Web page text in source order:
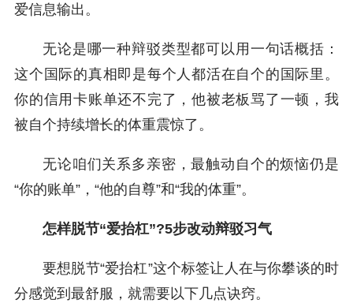
爱信息输出。
无论是哪一种辩驳类型都可以用一句话概括：
这个国际的真相即是每个人都活在自个的国际里。
你的信用卡账单还不完了，他被老板骂了一顿，我
被自个持续增长的体重震惊了。
无论咱们关系多亲密，最触动自个的烦恼仍是
“你的账单”，“他的自尊”和“我的体重”。
怎样脱节“爱抬杠”?5步改动辩驳习气
要想脱节“爱抬杠”这个标签让人在与你攀谈的时
分感觉到最舒服，就需要以下几点诀窍。